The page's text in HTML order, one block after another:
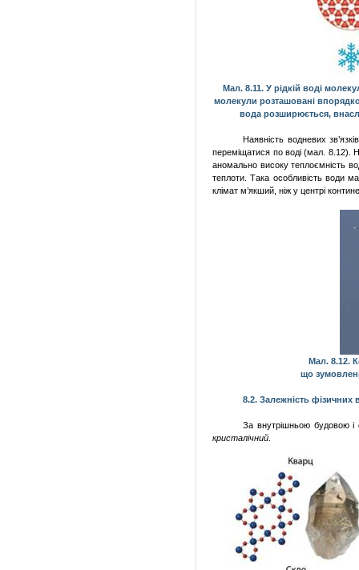
Мал. 8.11. У рідкій воді
молекули розташовані
вода розширюється,
Наявність водневих
переміщатися по воді (мал. 8.12).
аномально високу теплоємність
теплоти. Така особливість води
клімат м’якший, ніж у центрі
Мал. 8.12.
що
8.2. Залежність фізичних
За внутрішньою будовою і
кристалічний